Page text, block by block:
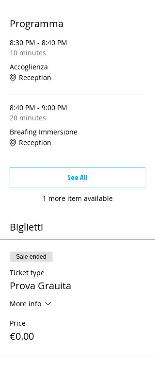
Programma
8:30 PM - 8:40 PM
10 minutes
Accoglienza
Reception
8:40 PM - 9:00 PM
20 minutes
Breafing Immersione
Reception
1 more item available
See All
Biglietti
Sale ended
Ticket type
Prova Grauita
More info
Price
€0.00